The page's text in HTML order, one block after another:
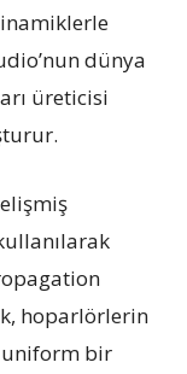
dünya
üreticisi
hoparlörlerin
uniform bir